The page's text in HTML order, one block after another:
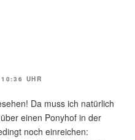
UHR
Da muss ich natürlich
einen Ponyhof in der
noch einreichen: